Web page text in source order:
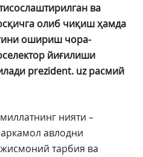
ва
олиб чиқиш ҳамда
ошириш чора-
йиғилиши
prezident. uz расмий
нияти –
авлодни
тарбия ва